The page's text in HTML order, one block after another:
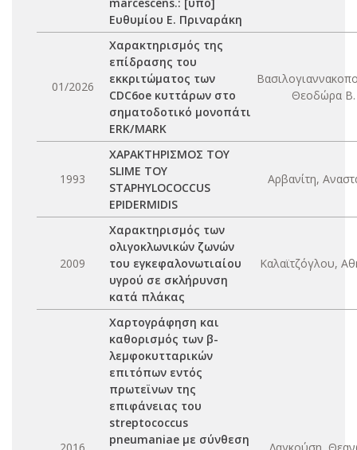
Ευθυμίου Ε. Πριναράκη
01/2026
Χαρακτηρισμός της
επίδρασης του
εκκριτώματος των
CDC6oe κυττάρων στο
σηματοδοτικό μονοπάτι
ERK/MARK
Θεοδώρα Β.
1993
ΧΑΡΑΚΤΗΡΙΣΜΟΣ ΤΟΥ
SLIME ΤΟΥ
STAPHYLOCOCCUS
EPIDERMIDIS
Αρβανίτη,
2009
Χαρακτηρισμός των
ολιγοκλωνικών ζωνών
του εγκεφαλονωτιαίου
υγρού σε σκλήρυνση
κατά πλάκας
Καλαϊτζόγλου,
Χαρτογράφηση και
καθορισμός των β-
λεμφοκυτταρικών
επιτόπων εντός
πρωτεϊνων της
επιφάνειας του
streptococcus
pneumaniae με σύνθεση